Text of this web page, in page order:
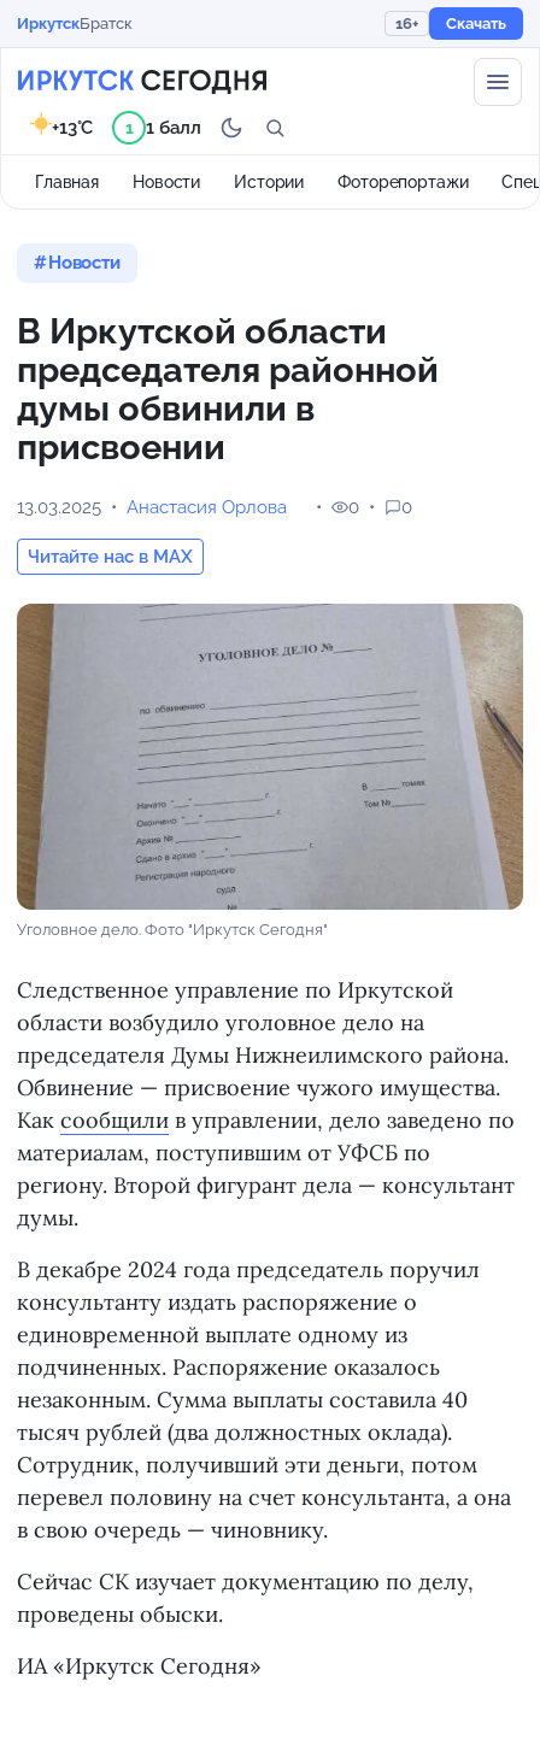
ИркутскБратск 16+ Скачать
Главная Новости Истории Фоторепортажи
+13°C 1 1 балл
Новости
В Иркутской области
председателя районной
думы обвинили в
присвоении
13.03.2025 Анастасия Орлова
Читайте нас в MAX
0 0
Уголовное дело. Фото "Иркутск Сегодня"
Следственное управление по Иркутской
области возбудило уголовное дело на
председателя Думы Нижнеилимского района.
Обвинение — присвоение чужого имущества.
Как сообщили в управлении, дело заведено по
материалам, поступившим от УФСБ по
региону. Второй фигурант дела — консультант
думы.
В декабре 2024 года председатель поручил
консультанту издать распоряжение о
единовременной выплате одному из
подчиненных. Распоряжение оказалось
незаконным. Сумма выплаты составила 40
тысяч рублей (два должностных оклада).
Сотрудник, получивший эти деньги, потом
перевел половину на счет консультанта, а она
в свою очередь — чиновнику.
Сейчас СК изучает документацию по делу,
проведены обыски.
ИА «Иркутск Сегодня»